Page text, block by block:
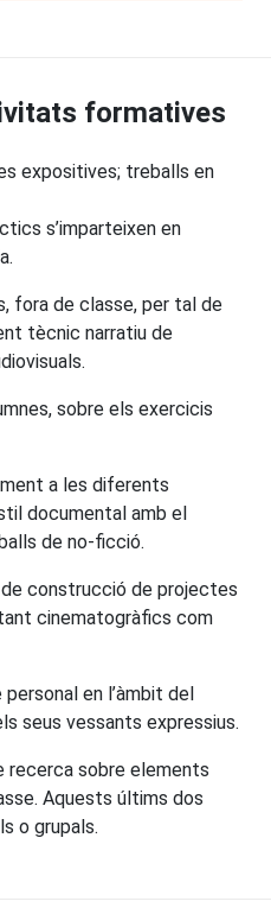
formatives
expositives; treballs en
s’imparteixen en
fora de classe, per tal de
tècnic narratiu de
sobre els exercicis
a les diferents
documental amb el
de no-ficció.
construcció de projectes
cinematogràfics com
en l’àmbit del
seus vessants expressius.
recerca sobre elements
Aquests últims dos
o grupals.